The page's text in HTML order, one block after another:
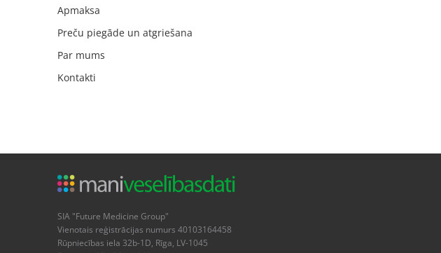
Apmaksa
Preču piegāde un atgriešana
Par mums
Kontakti
SIA "Future Medicine Group"
Vienotais reģistrācijas numurs 40103164458
Rūpniecības iela 32b-1D, Rīga, LV-1045